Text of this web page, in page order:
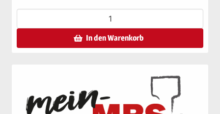
In den Warenkorb